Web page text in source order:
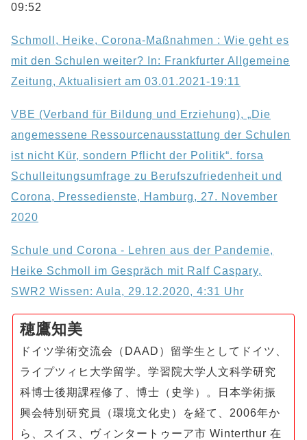
09:52
Schmoll, Heike, Corona-Maßnahmen : Wie geht es
mit den Schulen weiter? In: Frankfurter Allgemeine
Zeitung, Aktualisiert am 03.01.2021-19:11
VBE (Verband für Bildung und Erziehung), „Die
angemessene Ressourcenausstattung der Schulen
ist nicht Kür, sondern Pflicht der Politik“. forsa
Schulleitungsumfrage zu Berufszufriedenheit und
Corona, Pressedienste, Hamburg, 27. November
2020
Schule und Corona - Lehren aus der Pandemie,
Heike Schmoll im Gespräch mit Ralf Caspary,
SWR2 Wissen: Aula, 29.12.2020, 4:31 Uhr
穂鷹知美
ドイツ学術交流会（DAAD）留学生としてドイツ、
ライプツィヒ大学留学。学習院大学人文科学研究
科博士後期課程修了、博士（史学）。日本学術振
興会特別研究員（環境文化史）を経て、2006年か
ら、スイス、ヴィンタートゥーア市 Winterthur 在